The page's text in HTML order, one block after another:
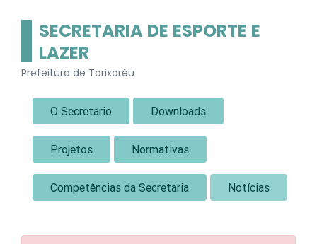
SECRETARIA DE ESPORTE E
LAZER
Prefeitura de Torixoréu
O Secretario Downloads
Projetos Normativas
Competências da Secretaria Notícias